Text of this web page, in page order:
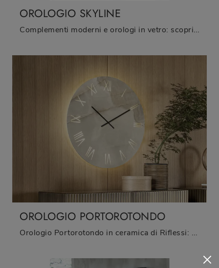
OROLOGIO SKYLINE
Complementi moderni e orologi in vetro: scopri di più sul modello Orologio Skyline di Riflessi e potrai impreziosire i tuoi interni.
OROLOGIO PORTOROTONDO
Orologio Portorotondo in ceramica di Riflessi: clicca e ottieni informazioni sui Complementi e orologi design in ceramica del noto e conosciuto ...